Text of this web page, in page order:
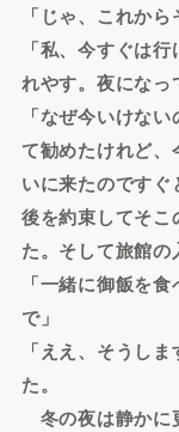
「じゃ、これか
「私、今すぐは
れやす。夜になっ
「なぜ今いけな
て勧めたけれど
いに来たのですぐ
後を約束してそ
た。そして旅館の
「一緒に御飯を
で」
「ええ、そうし
た。
冬の夜は静かに